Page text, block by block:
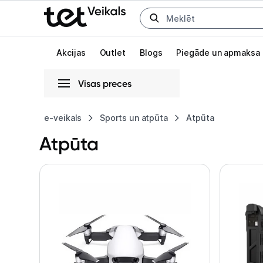
Uz kategorijam Uz galveno saturu
Akcijas Outlet Blogs Piegāde un apmaksa
Visas preces
e-veikals Sports un atpūta Atpūta
Animācijas
Globāls iestatījums animāciju aktivizēšanai vai deaktivizēšanai visā
Atpūta